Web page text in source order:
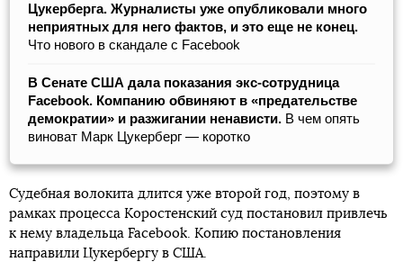
Цукерберга. Журналисты уже опубликовали много
неприятных для него фактов, и это еще не конец.
Что нового в скандале с Facebook
В Сенате США дала показания экс-сотрудница
Facebook. Компанию обвиняют в «предательстве
демократии» и разжигании ненависти. В чем опять
виноват Марк Цукерберг — коротко
Судебная волокита длится уже второй год, поэтому в
рамках процесса Коростенский суд постановил привлечь
к нему владельца Facebook. Копию постановления
направили Цукербергу в США.